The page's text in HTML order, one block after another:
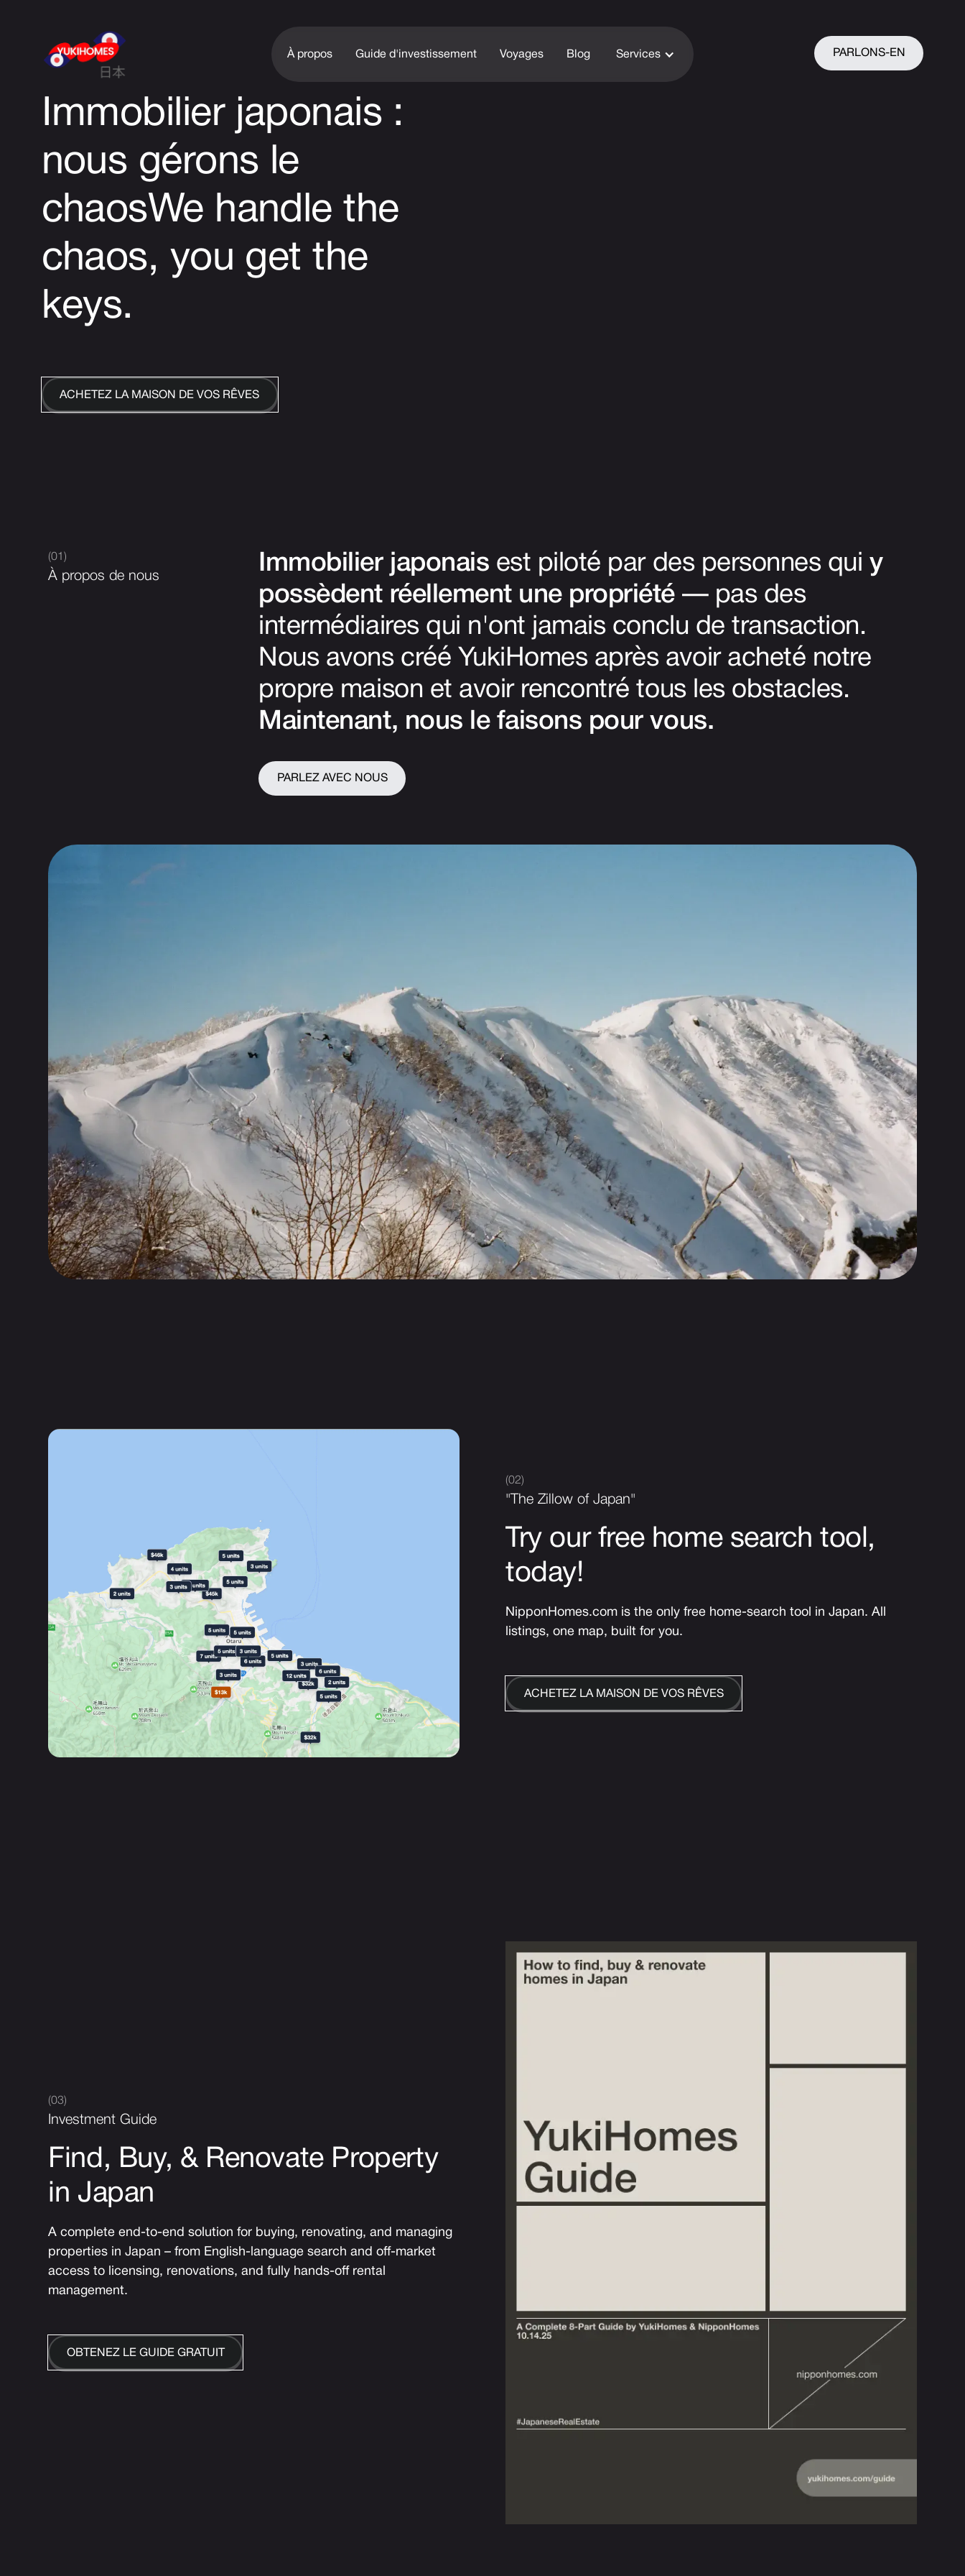
À propos Guide d'investissement Voyages Blog Services PARLONS-EN
Immobilier japonais :
nous gérons le
chaosWe handle the
chaos, you get the
keys.
ACHETEZ LA MAISON DE VOS RÊVES
(01)
À propos de nous
Immobilier japonais est piloté par des personnes qui y
possèdent réellement une propriété — pas des
intermédiaires qui n'ont jamais conclu de transaction.
Nous avons créé YukiHomes après avoir acheté notre
propre maison et avoir rencontré tous les obstacles.
Maintenant, nous le faisons pour vous.
PARLEZ AVEC NOUS
(02)
"The Zillow of Japan"
Try our free home search tool,
today!
NipponHomes.com is the only free home-search tool in Japan. All
listings, one map, built for you.
ACHETEZ LA MAISON DE VOS RÊVES
(03)
Investment Guide
Find, Buy, & Renovate Property
in Japan
A complete end-to-end solution for buying, renovating, and managing
properties in Japan – from English-language search and off-market
access to licensing, renovations, and fully hands-off rental
management.
OBTENEZ LE GUIDE GRATUIT